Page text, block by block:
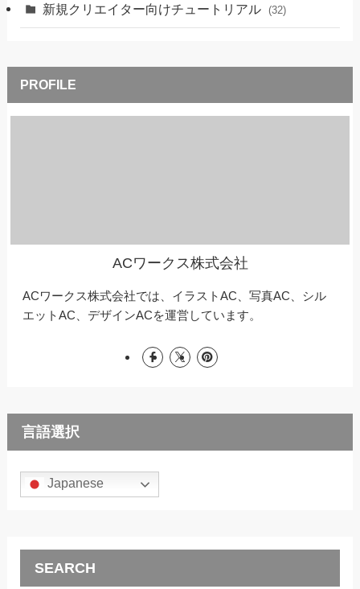
新規クリエイター向けチュートリアル (32)
ACワークス株式会社
ACワークス株式会社では、イラストAC、写真AC、シル
エットAC、デザインACを運営しています。
言語選択
Japanese
SEARCH